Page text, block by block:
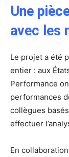
Une
avec les
Le projet a été
entier : aux
Performance
performances
collègues
effectuer
En